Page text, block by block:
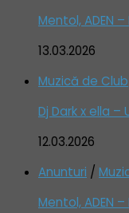
Mentol, ADEN
13.03.2026
Muzică de Club
Dj Dark x ella –
12.03.2026
Anunturi /
Mentol, ADEN